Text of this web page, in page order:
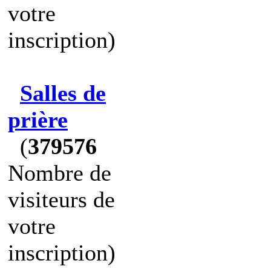
votre
inscription)
Salles de
prière
(379576
Nombre de
visiteurs de
votre
inscription)